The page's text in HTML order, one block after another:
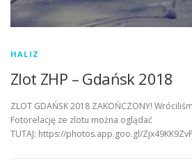
HALIZ
Zlot ZHP – Gdańsk 2018
ZLOT GDAŃSK 2018 ZAKOŃCZONY!
Fotorelację ze zlotu można oglądać
TUTAJ: https://photos.app.goo.gl/